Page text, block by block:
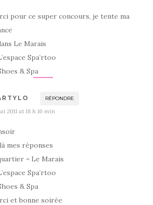
pour ce super concours, je tente ma
Le Marais
Spa’rtoo
& Spa
RÉPONDRE
2011 at 18 h 16 min
mes réponses
= Le Marais
Spa’rtoo
& Spa
et bonne soirée